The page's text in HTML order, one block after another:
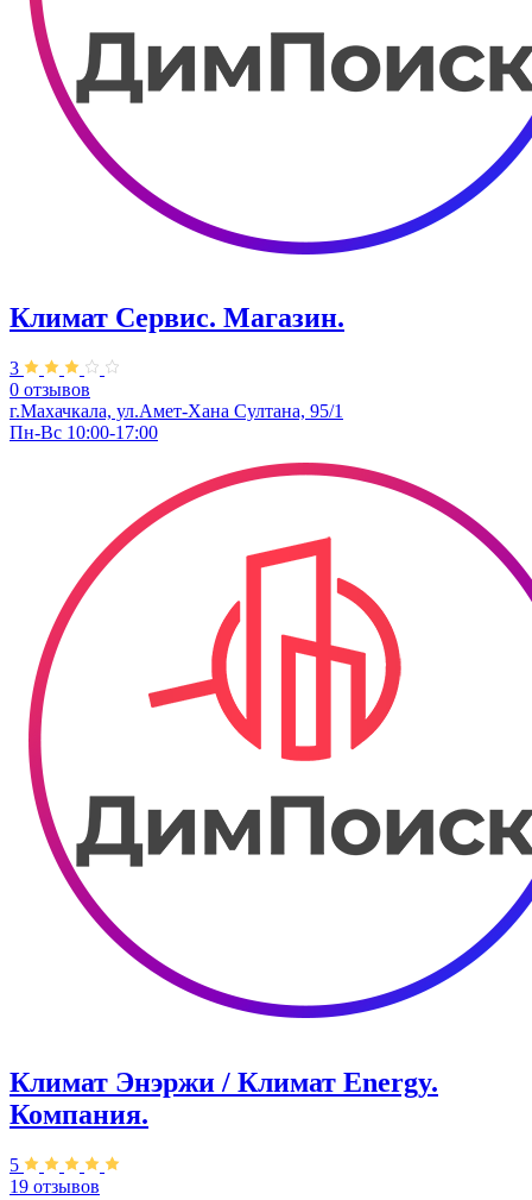
Климат Сервис. ​Магазин.
3
0 отзывов
г.Махачкала, ул.Амет-Хана Султана, 95/1
Пн-Вс 10:00-17:00
Климат Энэржи / Климат Energy.
Компания.
5
19 отзывов